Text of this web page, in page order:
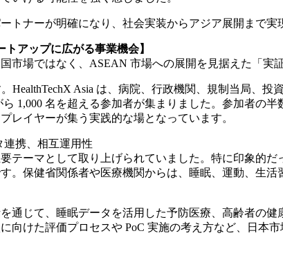
ナーが明確になり、社会実装からアジア展開まで実
アップに広がる事業機会】
場ではなく、ASEAN 市場への展開を見据えた「実
HealthTechX Asia は、病院、行政機関、規制当局、
1,000 名を超える参加者が集まりました。参加者の
レイヤーが集う実践的な場となっています。
携、相互運用性
テーマとして取り上げられていました。特に印象的
。保健省関係者や医療機関からは、睡眠、運動、生
通じて、睡眠データを活用した予防医療、高齢者の
けた評価プロセスや PoC 実施の考え方など、日本